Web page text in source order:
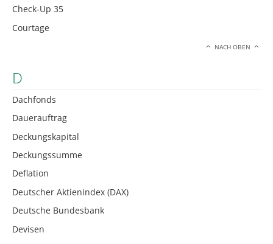
Check-Up 35
Courtage
NACH OBEN
D
Dachfonds
Dauerauftrag
Deckungskapital
Deckungssumme
Deflation
Deutscher Aktienindex (DAX)
Deutsche Bundesbank
Devisen